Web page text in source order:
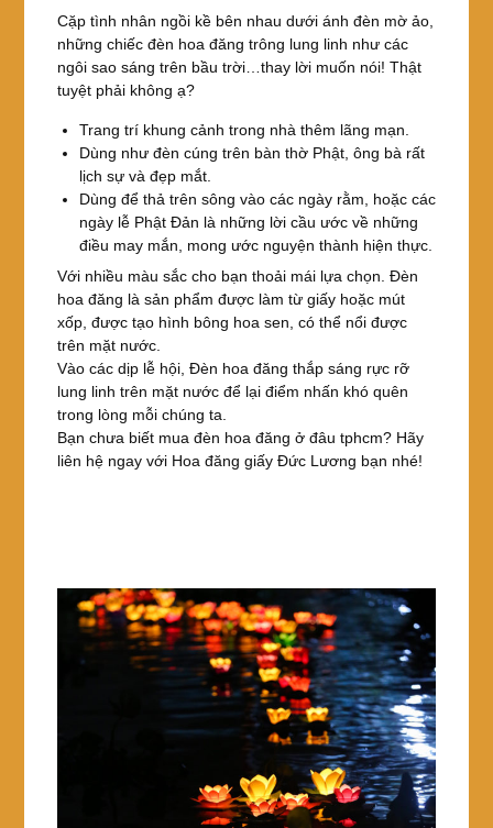
Cặp tình nhân ngồi kề bên nhau dưới ánh đèn mờ ảo,
những chiếc đèn hoa đăng trông lung linh như các
ngôi sao sáng trên bầu trời…thay lời muốn nói! Thật
tuyệt phải không ạ?
Trang trí khung cảnh trong nhà thêm lãng mạn.
Dùng như đèn cúng trên bàn thờ Phật, ông bà rất
lịch sự và đẹp mắt.
Dùng để thả trên sông vào các ngày rằm, hoặc các
ngày lễ Phật Đản là những lời cầu ước về những
điều may mắn, mong ước nguyện thành hiện thực.
Với nhiều màu sắc cho bạn thoải mái lựa chọn. Đèn
hoa đăng là sản phẩm được làm từ giấy hoặc mút
xốp, được tạo hình bông hoa sen, có thể nổi được
trên mặt nước.
Vào các dịp lễ hội, Đèn hoa đăng thắp sáng rực rỡ
lung linh trên mặt nước để lại điểm nhấn khó quên
trong lòng mỗi chúng ta.
Bạn chưa biết mua đèn hoa đăng ở đâu tphcm? Hãy
liên hệ ngay với Hoa đăng giấy Đức Lương bạn nhé!